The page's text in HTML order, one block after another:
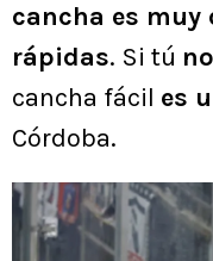
cancha es muy
rápidas. Si tú
cancha fácil es
Córdoba.